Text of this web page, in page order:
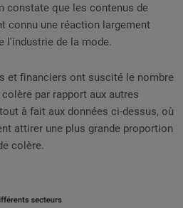
constate que les contenus de
connu une réaction largement
l'industrie de la mode.
et financiers ont suscité le nombre
par rapport aux autres
à fait aux données ci-dessus, où
attirer une plus grande proportion
colère.